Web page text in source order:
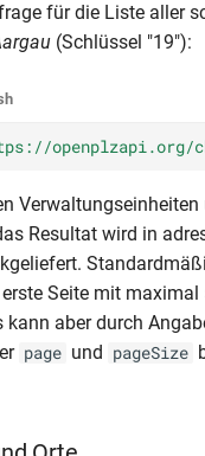
für die Liste aller
(Schlüssel "19"):
openplzapi.org/
Verwaltungseinheiten
Resultat wird in
Seite mit maximal
aber durch
page und pageSize